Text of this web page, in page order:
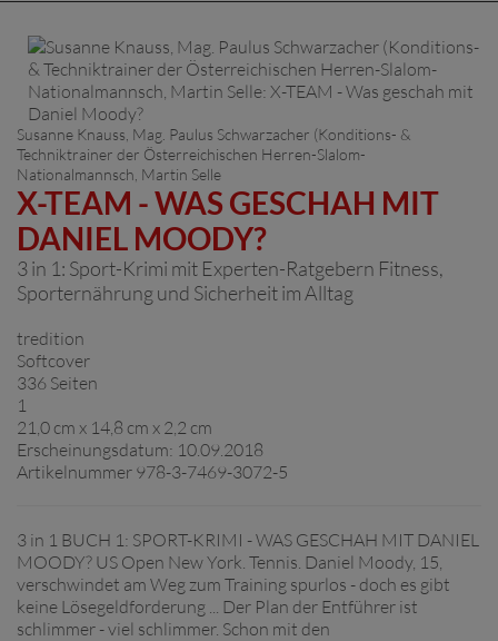
Susanne Knauss , Mag. Paulus Schwarzacher (Konditions- &
Techniktrainer der Österreichischen Herren-Slalom-
Nationalmannsch, Martin Selle
X-TEAM - WAS GESCHAH MIT
DANIEL MOODY?
3 in 1: Sport-Krimi mit Experten-Ratgebern Fitness,
Sporternährung und Sicherheit im Alltag
tredition
Softcover
336 Seiten
1
21,0 cm x 14,8 cm x 2,2 cm
Erscheinungsdatum: 10.09.2018
Artikelnummer 978-3-7469-3072-5
3 in 1 BUCH 1: SPORT-KRIMI - WAS GESCHAH MIT DANIEL
MOODY? US Open New York. Tennis. Daniel Moody, 15,
verschwindet am Weg zum Training spurlos - doch es gibt
keine Lösegeldforderung ... Der Plan der Entführer ist
schlimmer - viel schlimmer. Schon mit den